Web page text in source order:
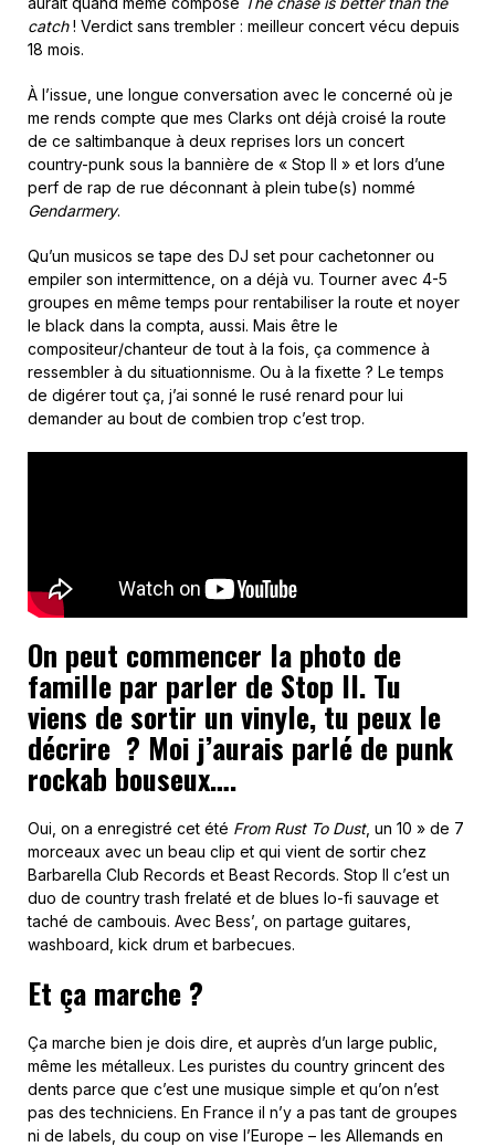
catch! Verdict sans trembler : meilleur concert vécu depuis
18 mois.
À l’issue, une longue conversation avec le concerné où je
me rends compte que mes Clarks ont déjà croisé la route
de ce saltimbanque à deux reprises lors un concert
country-punk sous la bannière de « Stop II » et lors d’une
perf de rap de rue déconnant à plein tube(s) nommé
Gendarmery.
Qu’un musicos se tape des DJ set pour cachetonner ou
empiler son intermittence, on a déjà vu. Tourner avec 4-5
groupes en même temps pour rentabiliser la route et noyer
le black dans la compta, aussi. Mais être le
compositeur/chanteur de tout à la fois, ça commence à
ressembler à du situationnisme. Ou à la fixette ? Le temps
de digérer tout ça, j’ai sonné le rusé renard pour lui
demander au bout de combien trop c’est trop.
On peut commencer la photo de
famille par parler de Stop II. Tu
viens de sortir un vinyle, tu peux le
décrire ? Moi j’aurais parlé de punk
rockab bouseux….
Oui, on a enregistré cet été From Rust To Dust, un 10 » de 7
morceaux avec un beau clip et qui vient de sortir chez
Barbarella Club Records et Beast Records. Stop II c’est un
duo de country trash frelaté et de blues lo-fi sauvage et
taché de cambouis. Avec Bess’, on partage guitares,
washboard, kick drum et barbecues.
Et ça marche ?
Ça marche bien je dois dire, et auprès d’un large public,
même les métalleux. Les puristes du country grincent des
dents parce que c’est une musique simple et qu’on n’est
pas des techniciens. En France il n’y a pas tant de groupes
ni de labels, du coup on vise l’Europe – les Allemands en